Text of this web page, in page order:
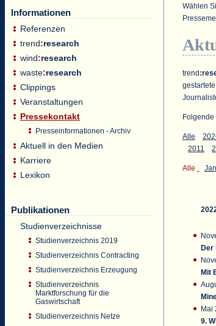
Informationen
Referenzen
trend:research
wind:research
waste:research
Clippings
Veranstaltungen
Pressekontakt
Presseinformationen - Archiv
Aktuell in den Medien
Karriere
Lexikon
Publikationen
Studienverzeichnisse
Studienverzeichnis 2019
Studienverzeichnis Contracting
Studienverzeichnis Erzeugung
Studienverzeichnis
Marktforschung für die
Gaswirtschaft
Studienverzeichnis Netze
Wählen
trend :
Alle
2011
Alle Jan
Der
Mit
Mai
9.